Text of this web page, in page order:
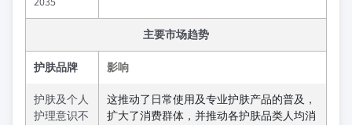
主要市场趋势
护肤品牌 影响
护肤及个人
护理意识不
这推动了日常使用及专业护肤产品的普及，
扩大了消费群体，并推动各护肤品类人均消